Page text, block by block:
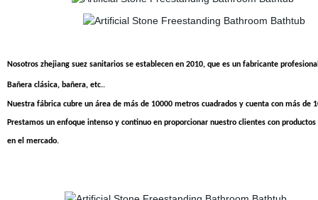
Nosotros zhejiang suez sanitarios se establecen en 2010, que es un fabricante
Bañera clásica, bañera, etc..
Nuestra fábrica cubre un área de más de 10000 metros cuadrados y cuenta con más de
Prestamos un enfoque intenso y continuo en proporcionar nuestro clientes con
en el mercado.